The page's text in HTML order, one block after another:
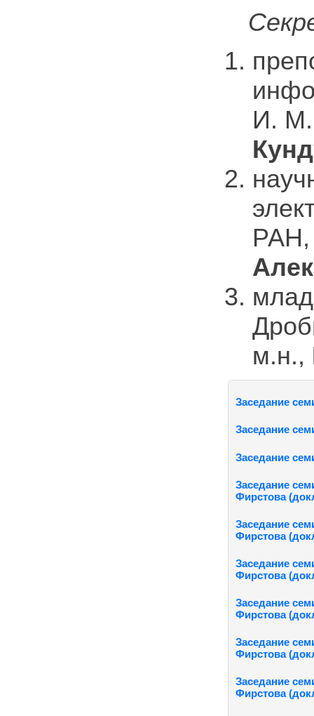
И. М.
м.н.,
Заседание
Заседание
Заседание
Заседание
Фирстова
Заседание
Фирстова
Заседание
Фирстова
Заседание
Фирстова
Заседание
Фирстова
Заседание
Фирстова